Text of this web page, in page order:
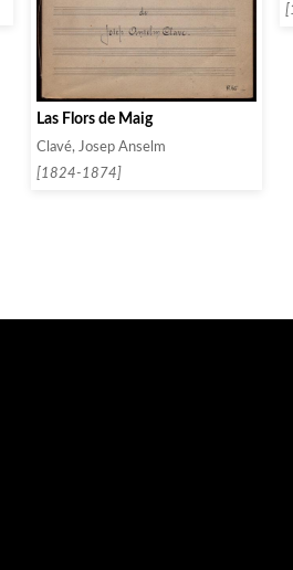
Las Flors de Maig
Clavé, Josep Anselm
[1824-1874]